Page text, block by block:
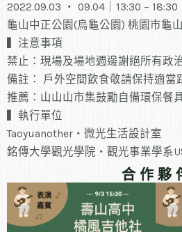
2022.09.03 ・ 09.04｜13:30 – 18:30
龜山中正公園(烏龜公園) 桃園市龜
▍注意事項
禁止：現場及場地週邊謝絕所有政
備註： 戶外空間飲食敬請保持適當
推薦：山山山市集鼓勵自備環保餐
▍執行單位
Taoyuanother・微光生活設計室
銘傳大學觀光學院・觀光事業學系
合 作 夥